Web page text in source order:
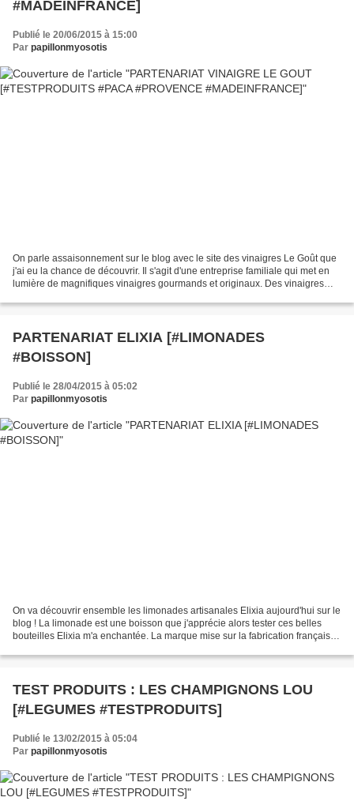
#MADEINFRANCE]
Publié le 20/06/2015 à 15:00
Par papillonmyosotis
On parle assaisonnement sur le blog avec le site des vinaigres Le Goût que
j'ai eu la chance de découvrir. Il s'agit d'une entreprise familiale qui met en
lumière de magnifiques vinaigres gourmands et originaux. Des vinaigres
PARTENARIAT ELIXIA [#LIMONADES
#BOISSON]
Publié le 28/04/2015 à 05:02
Par papillonmyosotis
On va découvrir ensemble les limonades artisanales Elixia aujourd'hui sur le
blog ! La limonade est une boisson que j'apprécie alors tester ces belles
bouteilles Elixia m'a enchantée. La marque mise sur la fabrication française
TEST PRODUITS : LES CHAMPIGNONS LOU
[#LEGUMES #TESTPRODUITS]
Publié le 13/02/2015 à 05:04
Par papillonmyosotis